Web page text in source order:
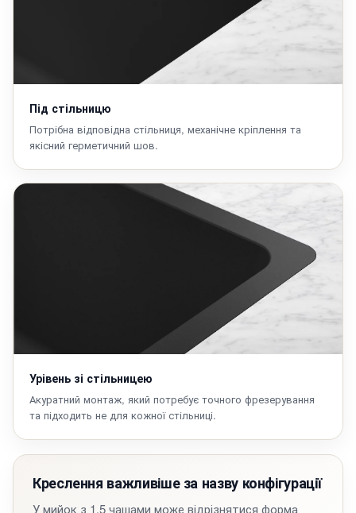
Під стільницю
Потрібна відповідна стільниця, механічне кріплення та
якісний герметичний шов.
Урівень зі стільницею
Акуратний монтаж, який потребує точного фрезерування
та підходить не для кожної стільниці.
Креслення важливіше за назву конфігурації
У мийок з 1,5 чашами може відрізнятися форма